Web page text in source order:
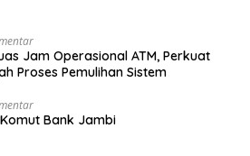
Jam Operasional ATM, Perkuat
Proses Pemulihan Sistem
Bank Jambi